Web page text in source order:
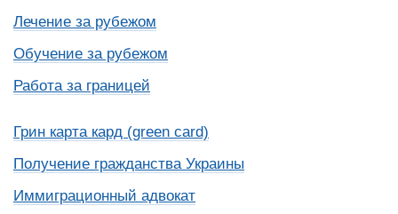
Лечение за рубежом
Обучение за рубежом
Работа за границей
Грин карта кард (green card)
Получение гражданства Украины
Иммиграционный адвокат